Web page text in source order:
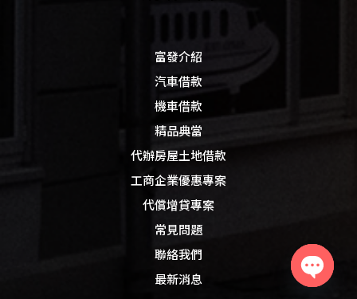
富發介紹
汽車借款
機車借款
精品典當
代辦房屋土地借款
工商企業優惠專案
代償增貸專案
常見問題
聯絡我們
最新消息